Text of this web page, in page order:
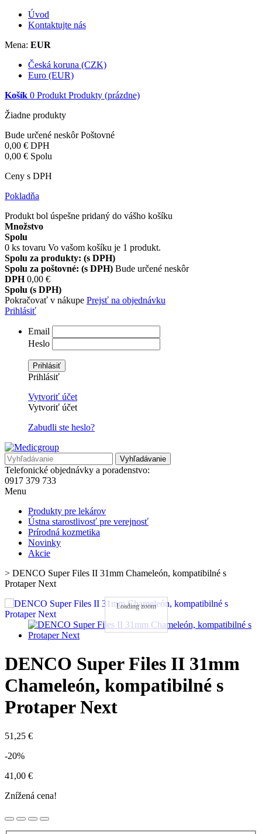
Úvod
Kontaktujte nás
Mena: EUR
Česká koruna (CZK)
Euro (EUR)
Košík 0 Produkt Produkty (prázdne)
Žiadne produkty
Bude určené neskôrPoštovné
0,00 € DPH
0,00 € Spolu
Ceny s DPH
Pokladňa
Produkt bol úspešne pridaný do vášho košíku
Množstvo
Spolu
0 ks tovaru Vo vašom košíku je 1 produkt.
Spolu za produkty: (s DPH)
Spolu za poštovné: (s DPH) Bude určené neskôr
DPH 0,00 €
Spolu (s DPH)
Pokračovať v nákupe Prejsť na objednávku
Prihlásiť
Email
Heslo
Prihlásiť
Prihlásiť
Vytvoriť účet
Vytvoriť účet
Zabudli ste heslo?
Vyhľadávanie
Telefonické objednávky a poradenstvo:
0917 379 733
Menu
Produkty pre lekárov
Ústna starostlivosť pre verejnosť
Prírodná kozmetika
Novinky
Akcie
> DENCO Super Files II 31mm Chameleón, kompatibilné s
Protaper Next
Loading zoom
DENCO Super Files II 31mm
Chameleón, kompatibilné s
Protaper Next
51,25 €
-20%
41,00 €
Znížená cena!